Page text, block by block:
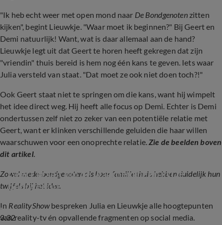
"Ik heb echt weer met open mond naar De Bondgenoten zitten
kijken", begint Lieuwkje. "Waar moet ik beginnen?" Bij Geert en
Demi natuurlijk! Want, wat is daar allemaal aan de hand?
Lieuwkje legt uit dat Geert te horen heeft gekregen dat zijn
"vriendin" thuis bereid is hem nog één kans te geven. Iets waar
Julia versteld van staat. "Dat moet ze ook niet doen toch?!"
Ook Geert staat niet te springen om die kans, want hij wimpelt
het idee direct weg. Hij heeft alle focus op Demi. Echter is Demi
ondertussen zelf niet zo zeker van een potentiële relatie met
Geert, want er klinken verschillende geluiden die haar willen
waarschuwen voor een onoprechte relatie.Zie de beelden boven
dit artikel.
Zowel mede-bondgenoten als haar familie thuis hebben duidelijk hun
twijfels bij het idee.
3:32
Geert draait om de waarheid heen in De
Bondgenoten (RealityShow)
In RealityShowbespreken Julia en Lieuwkje alle hoogtepunten
van reality-tv én opvallende fragmenten op social media.